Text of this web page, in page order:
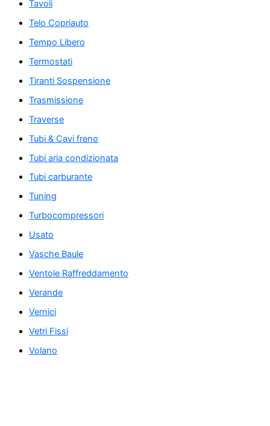
Tavoli
Telo Copriauto
Tempo Libero
Termostati
Tiranti Sospensione
Trasmissione
Traverse
Tubi & Cavi freno
Tubi aria condizionata
Tubi carburante
Tuning
Turbocompressori
Usato
Vasche Baule
Ventole Raffreddamento
Verande
Vernici
Vetri Fissi
Volano